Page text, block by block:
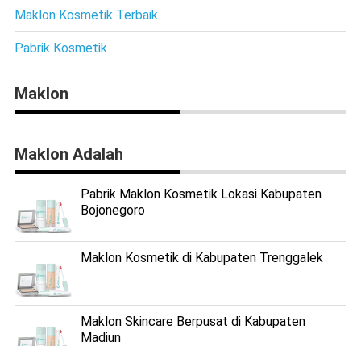
Maklon Kosmetik Terbaik
Pabrik Kosmetik
Maklon
Maklon Adalah
Pabrik Maklon Kosmetik Lokasi Kabupaten
Bojonegoro
Maklon Kosmetik di Kabupaten Trenggalek
Maklon Skincare Berpusat di Kabupaten
Madiun